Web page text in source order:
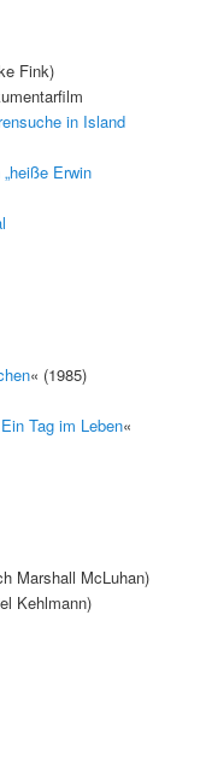
Fink)
in Island
Erwin
« (1985)
Tag im Leben«
Marshall McLuhan)
Kehlmann)